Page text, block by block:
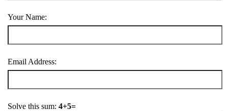
Your Name:
Email Address:
Solve this sum: 4+5=